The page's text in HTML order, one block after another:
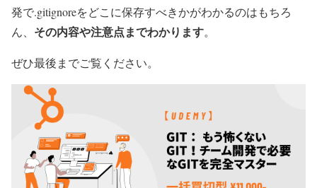
発で.gitignoreをどこに保存すべきかがわかるのはもちろ
ん、 その内容や注意点までわかります。
ぜひ最後までご覧ください。